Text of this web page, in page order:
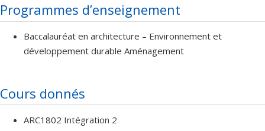
approches innovantes telles que l’intelligence artificielle, l’analyse
géospatiale, ainsi que des méthodes issues de l’architecture
ethnographique et des cartographies critiques.
Programmes d’enseignement
Baccalauréat en architecture – Environnement et
développement durable Aménagement
Cours donnés
ARC1802 Intégration 2